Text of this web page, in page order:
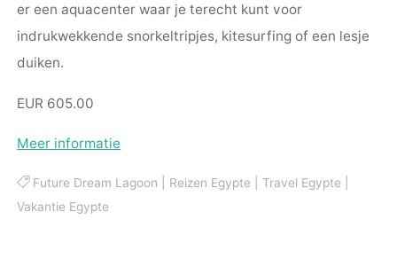
er een aquacenter waar je terecht kunt voor
indrukwekkende snorkeltripjes, kitesurfing of een lesje
duiken.
EUR 605.00
Meer informatie
Future Dream Lagoon Reizen Egypte |Travel Egypte
Vakantie Egypte